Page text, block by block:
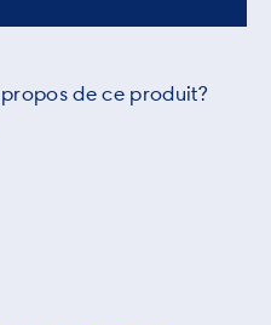
de ce produit?